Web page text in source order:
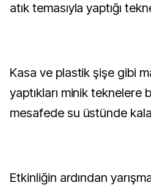
atık temasıyla yaptığı
Kasa ve plastik şişe gibi
yaptıkları minik teknelere
mesafede su üstünde
Etkinliğin ardından